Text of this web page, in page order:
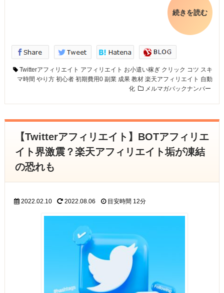
続きを読む
Twitterアフィリエイト アフィリエイト お小遣い稼ぎ クリック コツ スキ
マ時間 やり方 初心者 初期費用0 副業 成果 教材 楽天アフィリエイト 自動
化
メルマガバックナンバー
【Twitterアフィリエイト】BOTアフィリエ
イト界激震？楽天アフィリエイト垢が凍結
の恐れも
2022.02.10 2022.08.06 目安時間 12分